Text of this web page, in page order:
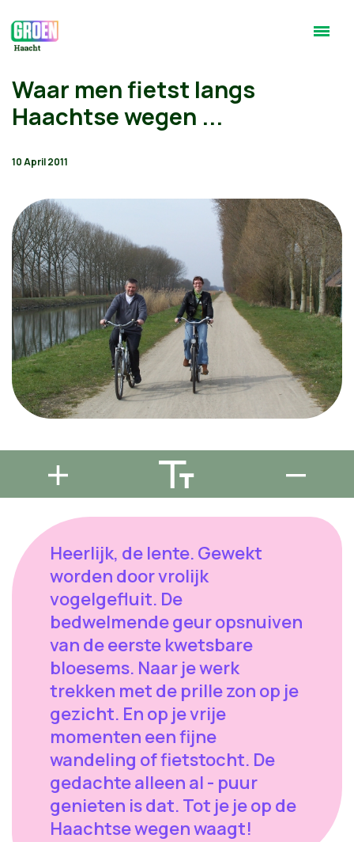
Waar men fietst langs
Haachtse wegen ...
10 April 2011
Heerlijk, de lente. Gewekt
worden door vrolijk
vogelgefluit. De
bedwelmende geur opsnuiven
van de eerste kwetsbare
bloesems. Naar je werk
trekken met de prille zon op je
gezicht. En op je vrije
momenten een fijne
wandeling of fietstocht. De
gedachte alleen al - puur
genieten is dat. Tot je je op de
Haachtse wegen waagt!